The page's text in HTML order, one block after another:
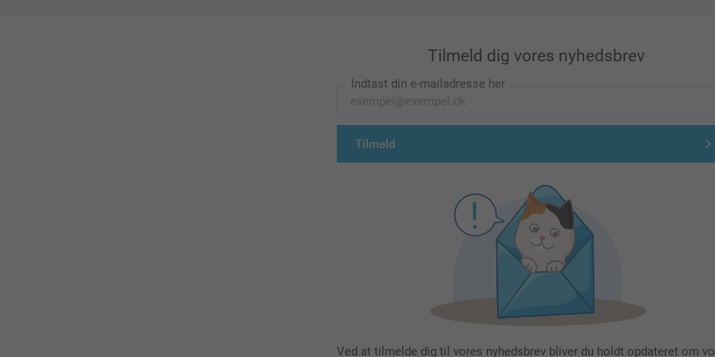
Tilmeld dig vores nyhedsbrev
Indtast din e-mailadresse her
Tilmeld
Ved at tilmelde dig til vores nyhedsbrev bliver du holdt opdateret om